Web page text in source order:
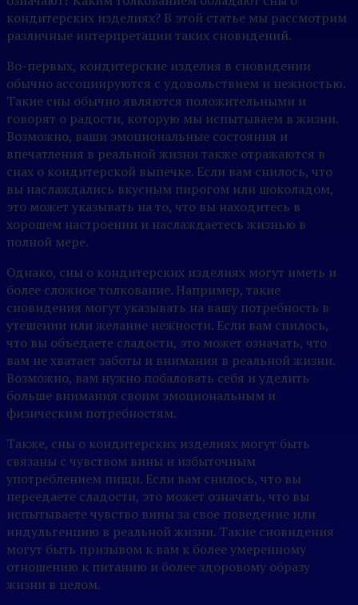
кондитерских изделиях? В этой статье мы рассмотрим
различные интерпретации таких сновидений.
Во-первых, кондитерские изделия в сновидении
обычно ассоциируются с удовольствием и нежностью.
Такие сны обычно являются положительными и
говорят о радости, которую мы испытываем в жизни.
Возможно, ваши эмоциональные состояния и
впечатления в реальной жизни также отражаются в
снах о кондитерской выпечке. Если вам снилось, что
вы наслаждались вкусным пирогом или шоколадом,
это может указывать на то, что вы находитесь в
хорошем настроении и наслаждаетесь жизнью в
полной мере.
Однако, сны о кондитерских изделиях могут иметь и
более сложное толкование. Например, такие
сновидения могут указывать на вашу потребность в
утешении или желание нежности. Если вам снилось,
что вы объедаете сладости, это может означать, что
вам не хватает заботы и внимания в реальной жизни.
Возможно, вам нужно побаловать себя и уделить
больше внимания своим эмоциональным и
физическим потребностям.
Также, сны о кондитерских изделиях могут быть
связаны с чувством вины и избыточным
употреблением пищи. Если вам снилось, что вы
переедаете сладости, это может означать, что вы
испытываете чувство вины за свое поведение или
индульгенцию в реальной жизни. Такие сновидения
могут быть призывом к вам к более умеренному
отношению к питанию и более здоровому образу
жизни в целом.